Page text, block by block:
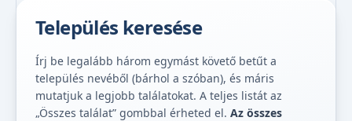
Település keresése
Írj be legalább három egymást követő betűt a
település nevéből (bárhol a szóban), és máris
mutatjuk a legjobb találatokat. A teljes listát az
„Összes találat” gombbal érheted el. Az összes